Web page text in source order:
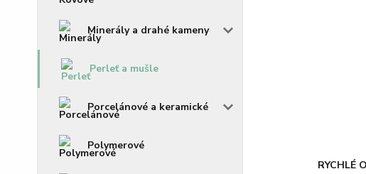
Minerály a drahé kameny
Perleť a mušle
Porcelánové a keramické
Polymerové
RYCHLÉ